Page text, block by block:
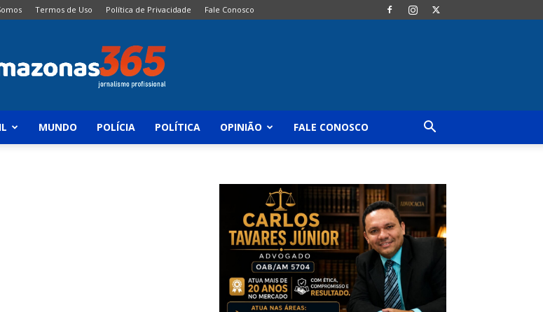
Termos de Uso Política de Privacidade Fale Conosco
MUNDO POLÍCIA POLÍTICA OPINIÃO FALE CONOSCO